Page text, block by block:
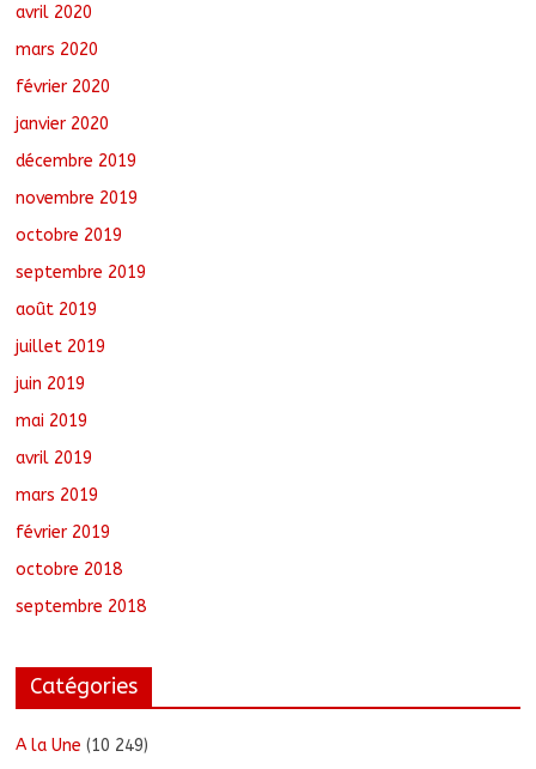
avril 2020
mars 2020
février 2020
janvier 2020
décembre 2019
novembre 2019
octobre 2019
septembre 2019
août 2019
juillet 2019
juin 2019
mai 2019
avril 2019
mars 2019
février 2019
octobre 2018
septembre 2018
Catégories
A la Une (10 249)